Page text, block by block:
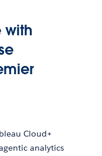
with
Cloud+
analytics